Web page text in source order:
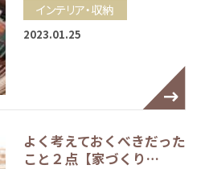
インテリア・収納
2023.01.25
よく考えておくべきだった
こと２点【家づくり…